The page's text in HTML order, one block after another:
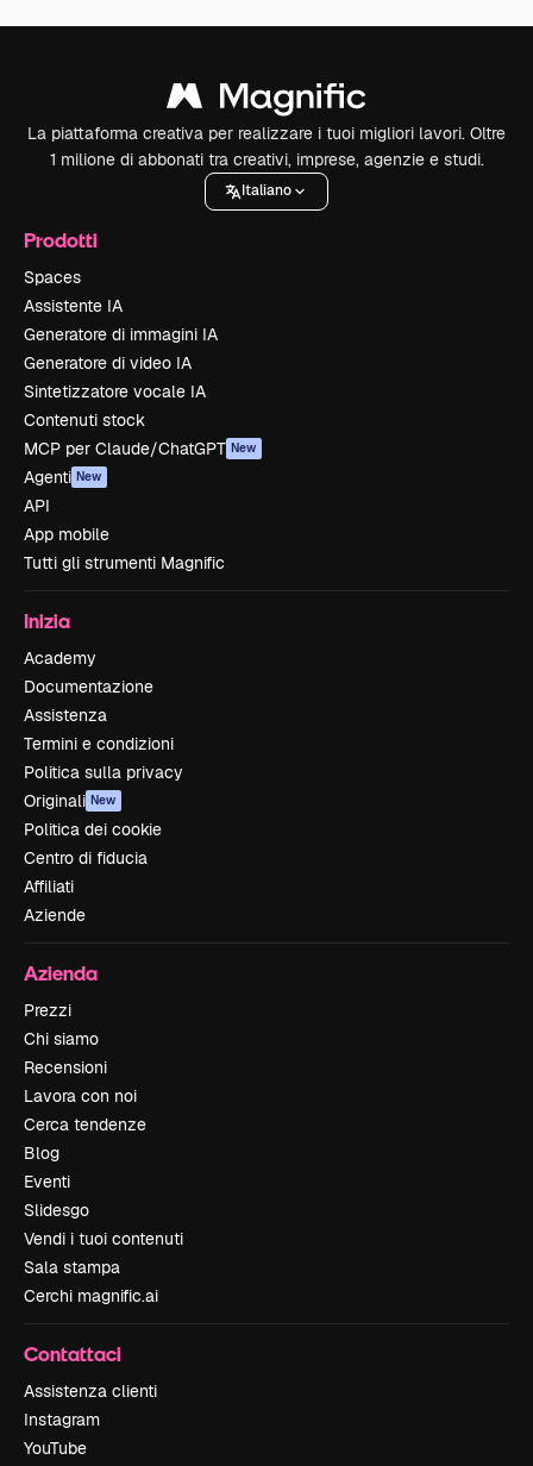
La piattaforma creativa per realizzare i tuoi migliori lavori. Oltre
1 milione di abbonati tra creativi, imprese, agenzie e studi.
Italiano
Prodotti
Spaces
Assistente IA
Generatore di immagini IA
Generatore di video IA
Sintetizzatore vocale IA
Contenuti stock
MCP per Claude/ChatGPT New
Agenti New
API
App mobile
Tutti gli strumenti Magnific
Inizia
Academy
Documentazione
Assistenza
Termini e condizioni
Politica sulla privacy
Originali New
Politica dei cookie
Centro di fiducia
Affiliati
Aziende
Azienda
Prezzi
Chi siamo
Recensioni
Lavora con noi
Cerca tendenze
Blog
Eventi
Slidesgo
Vendi i tuoi contenuti
Sala stampa
Cerchi magnific.ai
Contattaci
Assistenza clienti
Instagram
YouTube